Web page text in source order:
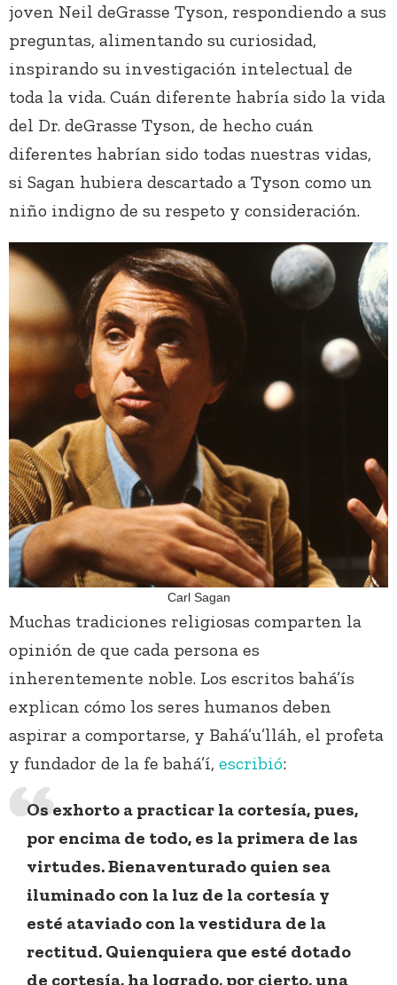
joven Neil deGrasse Tyson, respondiendo a sus
preguntas, alimentando su curiosidad,
inspirando su investigación intelectual de
toda la vida. Cuán diferente habría sido la vida
del Dr. deGrasse Tyson, de hecho cuán
diferentes habrían sido todas nuestras vidas,
si Sagan hubiera descartado a Tyson como un
niño indigno de su respeto y consideración.
Carl Sagan
Muchas tradiciones religiosas comparten la
opinión de que cada persona es
inherentemente noble. Los escritos bahá’ís
explican cómo los seres humanos deben
aspirar a comportarse, y Bahá’u’lláh, el profeta
y fundador de la fe bahá’í, escribió:
Os exhorto a practicar la cortesía, pues,
por encima de todo, es la primera de las
virtudes. Bienaventurado quien sea
iluminado con la luz de la cortesía y
esté ataviado con la vestidura de la
rectitud. Quienquiera que esté dotado
de cortesía, ha logrado, por cierto, una